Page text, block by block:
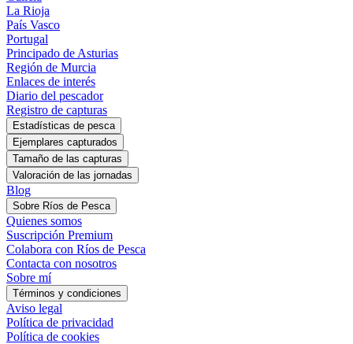
La Rioja
País Vasco
Portugal
Principado de Asturias
Región de Murcia
Enlaces de interés
Diario del pescador
Registro de capturas
Estadísticas de pesca
Blog
Sobre Ríos de Pesca
Quienes somos
Suscripción Premium
Colabora con Ríos de Pesca
Contacta con nosotros
Sobre mí
Términos y condiciones
Aviso legal
Política de privacidad
Política de cookies